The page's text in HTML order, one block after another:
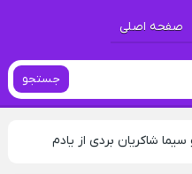
صفحه اصلی
جستجو
شاکریان بردی از یادم